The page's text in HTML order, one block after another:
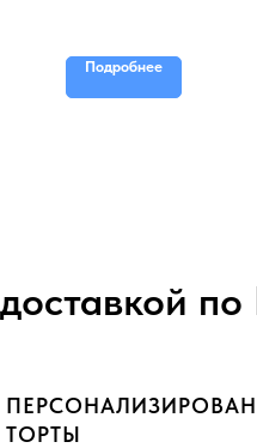
Подробнее
по
ТОРТЫ